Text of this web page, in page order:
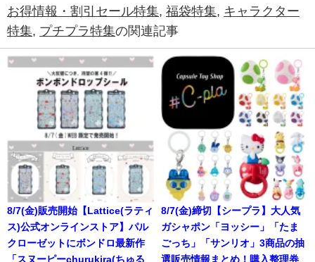
お得情報・割引セール特集, 福袋特集, キャラクター
特集, プチプラ特集の関連記事
8/7(金)販売開始【Lattice(ラティ
ス)公式オンラインストア】パル
クローゼットにボンドロ最新作
「スヌーピーchurukira(ちゅる
8/7(金)締切【シープラ】大人気
ガシャポン「ヨッシー」「たま
ごっち」「サンリオ」3商品の抽
選販売情報まとめ！購入整理券